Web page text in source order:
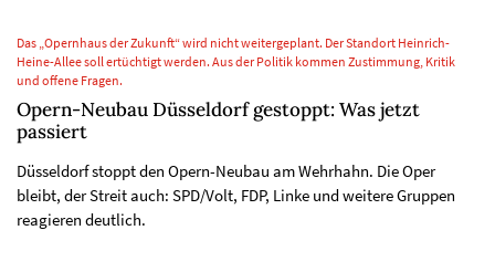
Das „Opernhaus der Zukunft“ wird nicht weitergeplant. Der Standort Heinrich-
Heine-Allee soll ertüchtigt werden. Aus der Politik kommen Zustimmung, Kritik
und offene Fragen.
Opern-Neubau Düsseldorf gestoppt: Was jetzt
passiert
Düsseldorf stoppt den Opern-Neubau am Wehrhahn. Die Oper
bleibt, der Streit auch: SPD/Volt, FDP, Linke und weitere Gruppen
reagieren deutlich.